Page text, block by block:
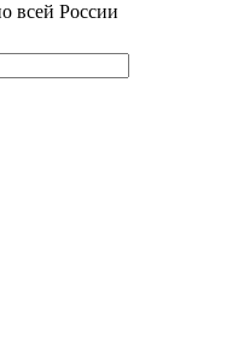
всей России